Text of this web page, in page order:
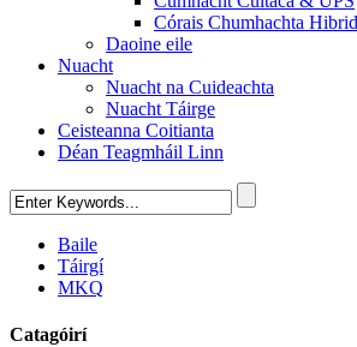
Córais Chumhachta
Daoine eile
Nuacht
Nuacht na Cuideachta
Nuacht Táirge
Ceisteanna Coitianta
Déan Teagmháil Linn
Baile
Táirgí
MKQ
Catagóirí